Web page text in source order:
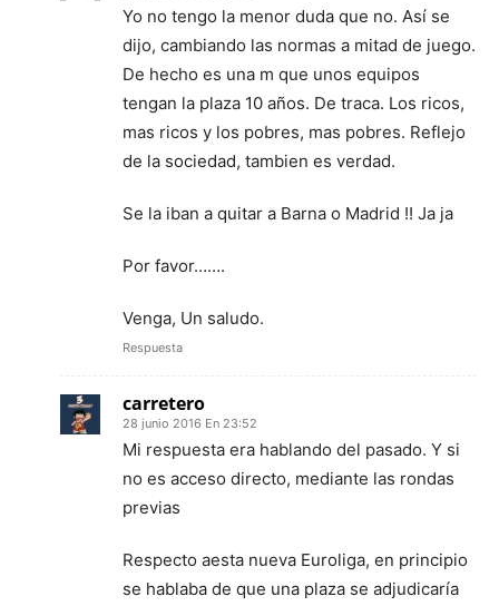
Yo no tengo la menor duda que no. Así se
dijo, cambiando las normas a mitad de juego.
De hecho es una m que unos equipos
tengan la plaza 10 años. De traca. Los ricos,
mas ricos y los pobres, mas pobres. Reflejo
de la sociedad, tambien es verdad.
Se la iban a quitar a Barna o Madrid !! Ja ja
Por favor…….
Venga, Un saludo.
Respuesta
carretero
28 junio 2016 En 23:52
Mi respuesta era hablando del pasado. Y si
no es acceso directo, mediante las rondas
previas
Respecto aesta nueva Euroliga, en principio
se hablaba de que una plaza se adjudicaría